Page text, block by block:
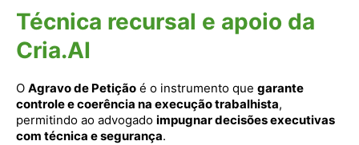
Técnica recursal e apoio da
Cria.AI
O Agravo de Petição é o instrumento que garante
controle e coerência na execução trabalhista,
permitindo ao advogado impugnar decisões executivas
com técnica e segurança.